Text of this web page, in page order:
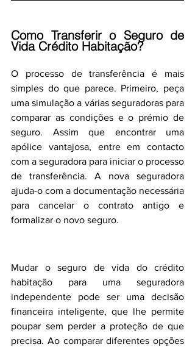
Como Transferir o Seguro de
Vida Crédito Habitação?
O processo de transferência é mais
simples do que parece. Primeiro, peça
uma simulação a várias seguradoras para
comparar as condições e o prémio de
seguro. Assim que encontrar uma
apólice vantajosa, entre em contacto
com a seguradora para iniciar o processo
de transferência. A nova seguradora
ajuda-o com a documentação necessária
para cancelar o contrato antigo e
formalizar o novo seguro.
Mudar o seguro de vida do crédito
habitação para uma seguradora
independente pode ser uma decisão
financeira inteligente, que lhe permite
poupar sem perder a proteção de que
precisa. Ao comparar diferentes opções